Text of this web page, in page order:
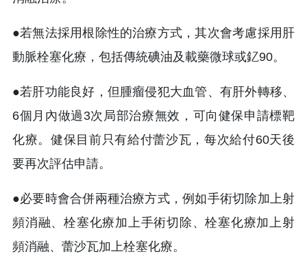
●若無法採用根除性的治療方式，其次會考慮採用肝
動脈栓塞化療，包括傳統碘油及載藥微球或釔90。
●若肝功能良好，但腫瘤侵犯大血管、有肝外轉移、
6個月內做過3次局部治療無效，可向健保申請標靶
化療。健保目前只有給付蕾沙瓦，每次給付60天後
要再次評估申請。
●必要時會合併兩種治療方式，例如手術切除加上射
頻消融、栓塞化療加上手術切除、栓塞化療加上射
頻消融、蕾沙瓦加上栓塞化療。